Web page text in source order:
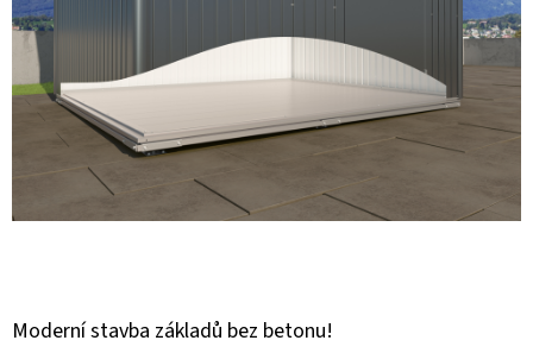
Moderní stavba základů bez betonu!
T
E
A
J
?